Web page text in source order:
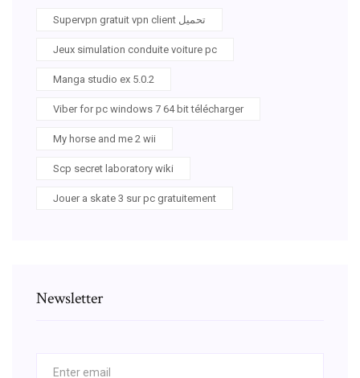
Supervpn gratuit vpn client تحميل
Jeux simulation conduite voiture pc
Manga studio ex 5.0.2
Viber for pc windows 7 64 bit télécharger
My horse and me 2 wii
Scp secret laboratory wiki
Jouer a skate 3 sur pc gratuitement
Newsletter